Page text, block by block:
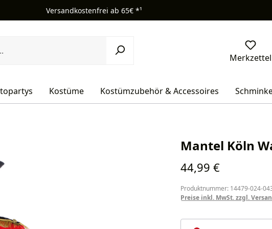
Versandkostenfrei ab 65€ *¹
Kostüme Kostümzubehör & Accessoires
Mantel Köln
Regulärer Preis:
44,99 €
Produktnummer: 14479-024-
Preise inkl. MwSt. zzgl.